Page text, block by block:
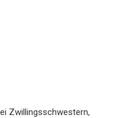
Zwillingsschwestern,